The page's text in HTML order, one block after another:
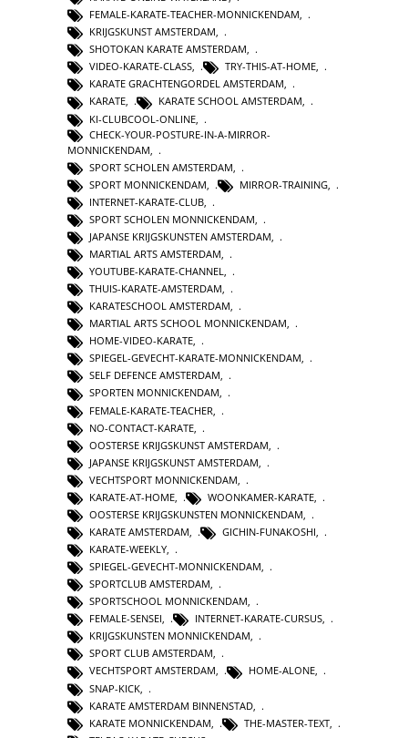
FEMALE-KARATE-TEACHER-MONNICKENDAM,
KRIJGSKUNST AMSTERDAM,
SHOTOKAN KARATE AMSTERDAM,
VIDEO-KARATE-CLASS, TRY-THIS-AT-HOME,
KARATE GRACHTENGORDEL AMSTERDAM,
KARATE, KARATE SCHOOL AMSTERDAM,
KI-CLUBCOOL-ONLINE
CHECK-YOUR-POSTURE-IN-A-MIRROR-
MONNICKENDAM
SPORT SCHOLEN AMSTERDAM
SPORT MONNICKENDAM
MIRROR-TRAINING
INTERNET-KARATE-CLUB
SPORT SCHOLEN MONNICKENDAM
JAPANSE KRIJGSKUNSTEN AMSTERDAM
MARTIAL ARTS AMSTERDAM
YOUTUBE-KARATE-CHANNEL,
THUIS-KARATE-AMSTERDAM,
KARATESCHOOL AMSTERDAM,
MARTIAL ARTS SCHOOL MONNICKENDAM,
HOME-VIDEO-KARATE,
SPIEGEL-GEVECHT-KARATE-MONNICKENDAM,
SELF DEFENCE AMSTERDAM,
SPORTEN MONNICKENDAM,
FEMALE-KARATE-TEACHER
NO-CONTACT-KARATE
OOSTERSE KRIJGSKUNST AMSTERDAM
JAPANSE KRIJGSKUNST AMSTERDAM
VECHTSPORT MONNICKENDAM
KARATE-AT-HOME
WOONKAMER-KARATE
OOSTERSE KRIJGSKUNSTEN MONNICKENDAM
KARATE AMSTERDAM
GICHIN-FUNAKOSHI
KARATE-WEEKLY,
SPIEGEL-GEVECHT-MONNICKENDAM,
SPORTCLUB AMSTERDAM,
SPORTSCHOOL MONNICKENDAM,
FEMALE-SENSEI, INTERNET-KARATE-CURSUS,
KRIJGSKUNSTEN MONNICKENDAM,
SPORT CLUB AMSTERDAM,
VECHTSPORT AMSTERDAM, HOME-ALONE,
SNAP-KICK
KARATE AMSTERDAM BINNENSTAD
KARATE MONNICKENDAM
THE-MASTER-TEXT